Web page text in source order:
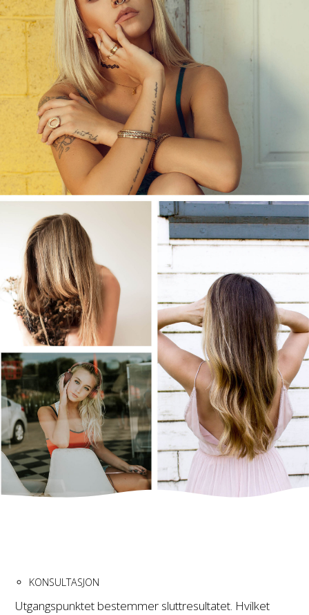
KONSULTASJON
Utgangspunktet bestemmer sluttresultatet. Hvilket